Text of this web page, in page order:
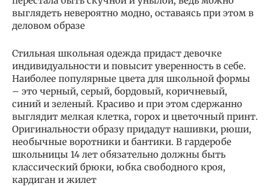
выглядеть невероятно модно, оставаясь при этом в
деловом образе
Стильная школьная одежда придаст девочке
индивидуальности и повысит уверенность в себе.
Наиболее популярные цвета для школьной формы
– это черный, серый, бордовый, коричневый,
синий и зеленый. Красиво и при этом сдержанно
выглядит мелкая клетка, горох и цветочный принт.
Оригинальности образу придадут нашивки, рюши,
необычные воротники и бантики. В гардеробе
школьницы 14 лет обязательно должны быть
классический брюки, юбка свободного кроя,
кардиган и жилет